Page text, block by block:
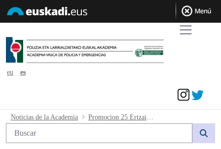
eu
es
Promocion 25 Ertzaintza presentacion
Noticias de la Academia
Búsqueda web